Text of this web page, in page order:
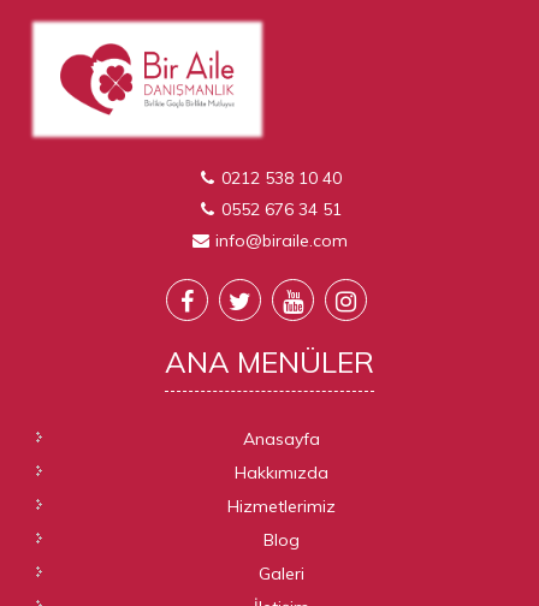
0212 538 10 40
0552 676 34 51
info@biraile.com
ANA MENÜLER
Anasayfa
Hakkımızda
Hizmetlerimiz
Blog
Galeri